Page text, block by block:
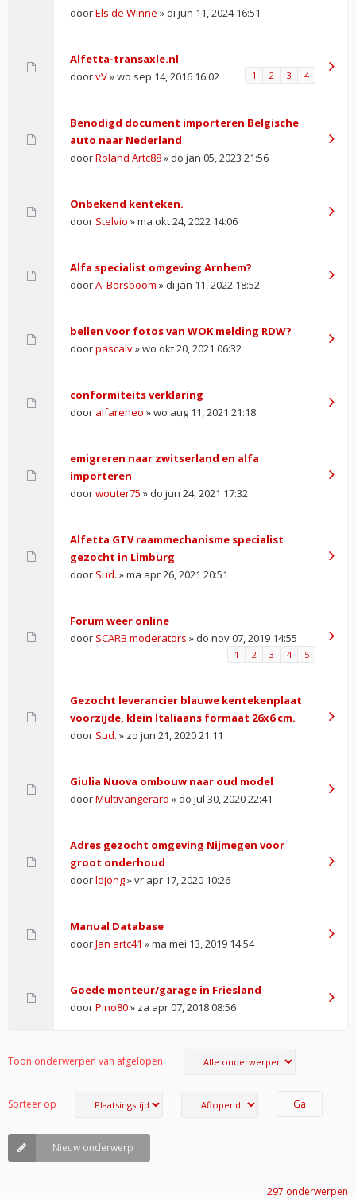
doorEls de Winne » di jun 11, 2024 16:51
Alfetta-transaxle.nl
doorvV» wo sep 14, 2016 16:02 1 2 3 4
Benodigd document importeren Belgische
auto naar Nederland
doorRoland Artc88» do jan 05, 2023 21:56
Onbekend kenteken.
door Stelvio » ma okt 24, 2022 14:06
Alfa specialist omgeving Arnhem?
doorA_Borsboom » di jan 11, 2022 18:52
bellen voor fotos van WOK melding RDW?
doorpascalv» wo okt 20, 2021 06:32
conformiteits verklaring
door alfareneo » wo aug 11, 2021 21:18
emigreren naar zwitserland en alfa
importeren
doorwouter75 » do jun 24, 2021 17:32
Alfetta GTV raammechanisme specialist
gezocht in Limburg
door Sud. » ma apr 26, 2021 20:51
Forum weer online
door SCARB moderators » do nov 07, 2019 14:55
1 2 3 4 5
Gezocht leverancier blauwe kentekenplaat
voorzijde, klein Italiaans formaat 26x6 cm.
door Sud. » zo jun 21, 2020 21:11
Giulia Nuova ombouw naar oud model
doorMultivangerard » do jul 30, 2020 22:41
Adres gezocht omgeving Nijmegen voor
groot onderhoud
doorldjong» vr apr 17, 2020 10:26
Manual Database
doorJan artc41 » ma mei 13, 2019 14:54
Goede monteur/garage in Friesland
doorPino80» za apr 07, 2018 08:56
Toon onderwerpen van afgelopen:
Sorteer op
Nieuw onderwerp
297 onderwerpen